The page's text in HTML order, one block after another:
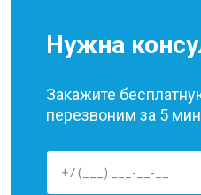
Нужна
Закажите
перезвоним за 5